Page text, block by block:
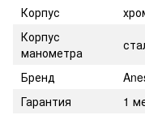
Корпус
Корпус
манометра
Бренд
Гарантия
1